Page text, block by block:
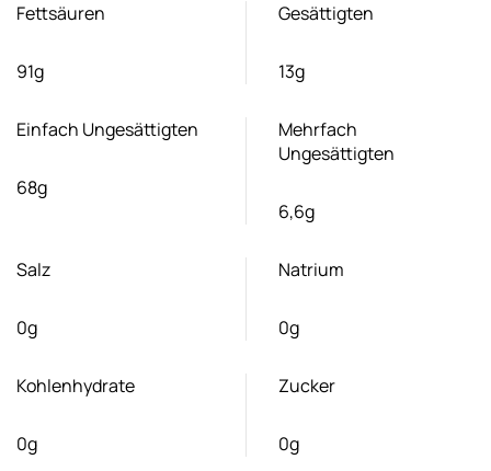
Fettsäuren
91g
Gesättigten
13g
Einfach Ungesättigten
68g
Mehrfach
Ungesättigten
6,6g
Salz
0g
Natrium
0g
Kohlenhydrate
0g
Zucker
0g